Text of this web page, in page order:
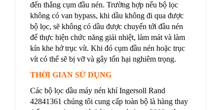
đến thẳng cụm đầu nén. Trường hợp nếu bộ lọc
không có van bypass, khi dầu không đi qua được
bộ lọc, sẽ không có dầu được chuyển tới đầu nén
để thực hiện chức năng giải nhiệt, làm mát và làm
kín khe hở trục vít. Khi đó cụm đầu nén hoặc trục
vít có thể sẽ bị vỡ và gây tổn hại nghiêm trọng.
THỜI GIAN SỬ DỤNG
Các bộ lọc dầu máy nén khí Ingersoll Rand
42841361 chúng tôi cung cấp toàn bộ là hàng thay